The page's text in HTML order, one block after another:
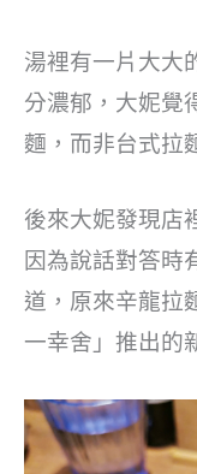
湯裡有一片大大
分濃郁，大妮覺
麵，而非台式拉
後來大妮發現店
因為說話對答時
道，原來辛龍拉
一幸舍」推出的